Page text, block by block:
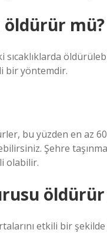
öldürür mü?
bir yöntemdir.
bu yüzden en az
Şehre
olabilir.
etkili bir